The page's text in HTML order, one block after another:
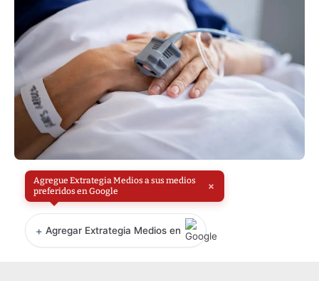
Agregue Extrategia Medios a sus medios
preferidos en Google
×
+ Agregar Extrategia Medios en